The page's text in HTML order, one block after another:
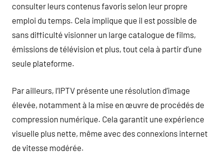
consulter leurs contenus favoris selon leur propre
emploi du temps. Cela implique que il est possible de
sans difficulté visionner un large catalogue de films,
émissions de télévision et plus, tout cela à partir d’une
seule plateforme.
Par ailleurs, l’IPTV présente une résolution d’image
élevée, notamment à la mise en œuvre de procédés de
compression numérique. Cela garantit une expérience
visuelle plus nette, même avec des connexions internet
de vitesse modérée.